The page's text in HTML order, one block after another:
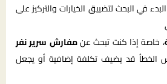
في البحث لتضييق الخيارات والتركيز على
، خاصة إذا كنت تبحث عنمفارش سرير نفر
الخطأ قد يضيف تكلفة إضافية أو يجعل